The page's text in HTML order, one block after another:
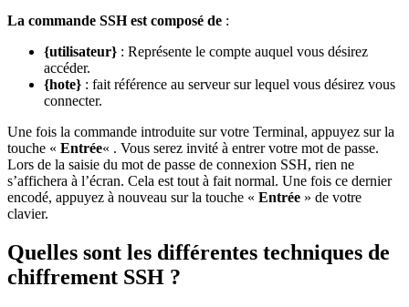
La commande SSH est composé de :
{utilisateur} : Représente le compte auquel vous désirez
accéder.
{hote} : fait référence au serveur sur lequel vous désirez vous
connecter.
Une fois la commande introduite sur votre Terminal, appuyez sur la
touche « Entrée« . Vous serez invité à entrer votre mot de passe.
Lors de la saisie du mot de passe de connexion SSH, rien ne
s’affichera à l’écran. Cela est tout à fait normal. Une fois ce dernier
encodé, appuyez à nouveau sur la touche « Entrée » de votre
clavier.
Quelles sont les différentes techniques de
chiffrement SSH ?